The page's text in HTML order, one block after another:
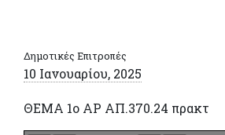
Δημοτικές Επιτροπές
10 Ιανουαρίου, 2025
ΘΕΜΑ 1o ΑΡ ΑΠ.370.24 πρακτ